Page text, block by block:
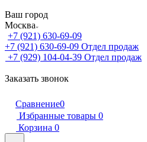
Ваш город
Москва
+7 (921) 630-69-09
+7 (921) 630-69-09 Отдел продаж
+7 (929) 104-04-39 Отдел продаж
Заказать звонок
Сравнение0
Избранные товары 0
Корзина 0